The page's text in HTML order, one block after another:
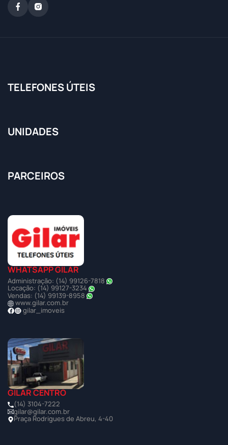
TELEFONES ÚTEIS
UNIDADES
PARCEIROS
WHATSAPP GILAR
Administração: (14) 99126-7818
Locação: (14) 99127-3234
Vendas: (14) 99139-8958
www.gilar.com.br
gilar_imoveis
GILAR CENTRO
(14) 3104-7222
gilar@gilar.com.br
Praça Rodrigues de Abreu, 4-40